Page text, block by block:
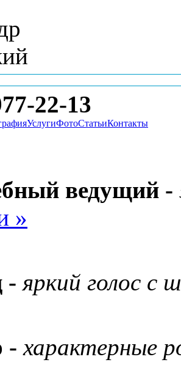
22-13
УслугиФотоСтатьиКонтакты
ведущий -
»
- яркий голос с
- характерные